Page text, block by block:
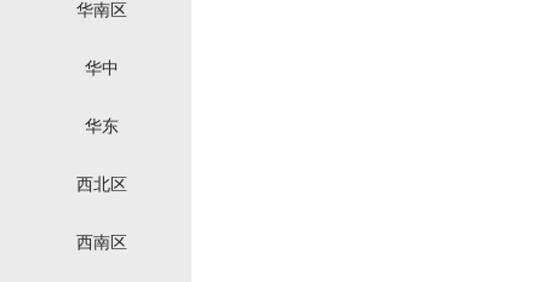
华南区
华中
华东
西北区
西南区